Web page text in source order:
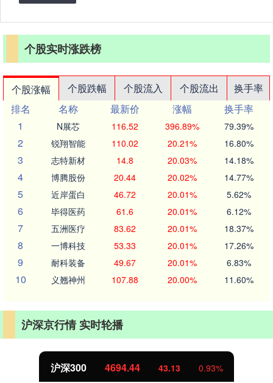
个股实时涨跌榜
个股涨幅 个股跌幅 个股流入 个股流出
换手率
排名
名称 最新价 涨幅
换手率
1
N展芯 116.52 396.89% 79.39%
2 锐翔智能 110.02 20.21% 16.80%
3 志特新材 14.8 20.03% 14.18%
4 博腾股份 20.44 20.02% 14.77%
5 近岸蛋白 46.72 20.01% 5.62%
6 毕得医药 61.6 20.01% 6.12%
7 五洲医疗 83.62 20.01% 18.37%
8 一博科技 53.33 20.01% 17.26%
9 耐科装备 49.67 20.01% 6.83%
10 义翘神州 107.88 20.00% 11.60%
沪深京行情 实时轮播
北证50 1134.24 11.37 1.01%